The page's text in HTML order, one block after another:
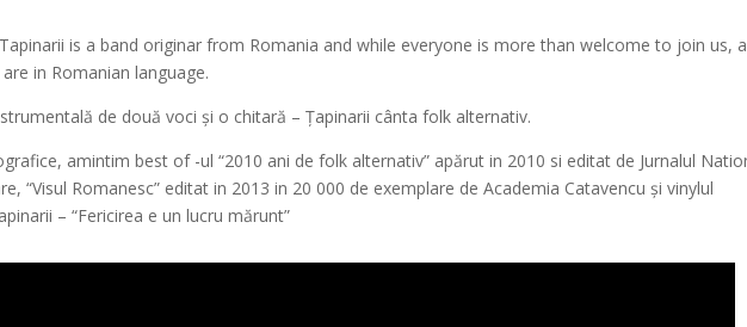
is a band originar from Romania and while everyone is more than welcome to join us,
in Romanian language.
de două voci și o chitară – Țapinarii cânta folk alternativ.
amintim best of -ul “2010 ani de folk alternativ” apărut in 2010 si editat de Jurnalul
“Visul Romanesc” editat in 2013 in 20 000 de exemplare de Academia Catavencu și vinylul
– “Fericirea e un lucru mărunt”